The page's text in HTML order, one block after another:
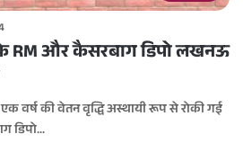
RM और कैसरबाग डिपो लखनऊ
वर्ष की वेतन वृद्धि अस्थायी रूप से रोकी गई
डिपो…